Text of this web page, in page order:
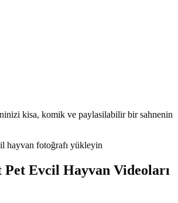
kisa, komik ve paylasilabilir bir sahnenin
hayvan fotoğrafı yükleyin
Pet Evcil Hayvan Videoları